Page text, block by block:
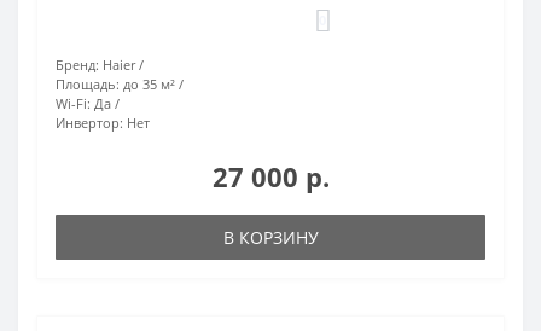
Бренд: Haier
Площадь: до 35 м²
Wi-Fi: Да
Инвертор: Нет
27 000 р.
В КОРЗИНУ